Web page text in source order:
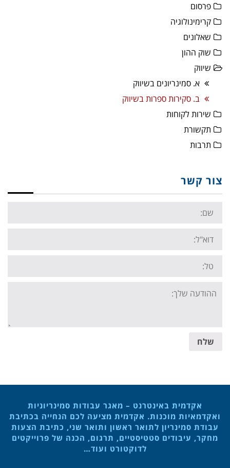
פרסום
קרימינולוגיה
שאלונים
שוק ההון
שיווק
א. סמינריונים בשיווק
ב. סקירות ספרות בשיווק
שירות לקוחות
תקשורת
תרבות
צור קשר
Name:
Email:
Tel:
Your
message:
שלח
אקדמית באינטרנט – מאגר עבודות סמינריוניות
ואקדמאיות מוכנות. אקדמית מציעה לכם הנחייה בכתיבת
עבודת סמינריון לתואר ראשון ותואר שני, כתיבת הצעות
מחקר, עיבודים סטטיסטיים, תרגום, הכנה של פרוייקטים
לדוקטורט ועוד…